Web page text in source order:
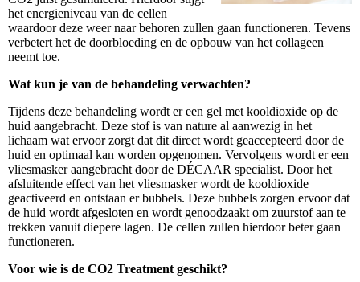
het energieniveau van de cellen
waardoor deze weer naar behoren zullen gaan functioneren. Tevens
verbetert het de doorbloeding en de opbouw van het collageen
neemt toe.
Wat kun je van de behandeling verwachten?
Tijdens deze behandeling wordt er een gel met kooldioxide op de
huid aangebracht. Deze stof is van nature al aanwezig in het
lichaam wat ervoor zorgt dat dit direct wordt geaccepteerd door de
huid en optimaal kan worden opgenomen. Vervolgens wordt er een
vliesmasker aangebracht door de DÉCAAR specialist. Door het
afsluitende effect van het vliesmasker wordt de kooldioxide
geactiveerd en ontstaan er bubbels. Deze bubbels zorgen ervoor dat
de huid wordt afgesloten en wordt genoodzaakt om zuurstof aan te
trekken vanuit diepere lagen. De cellen zullen hierdoor beter gaan
functioneren.
Voor wie is de CO2 Treatment geschikt?